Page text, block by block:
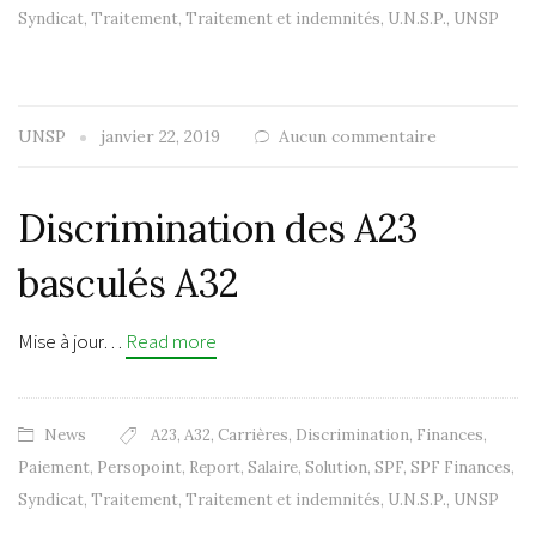
Syndicat, Traitement, Traitement et indemnités, U.N.S.P., UNSP
UNSP janvier 22, 2019 Aucun commentaire
Discrimination des A23
basculés A32
Mise à jour… Read more
News A23, A32, Carrières, Discrimination, Finances,
Paiement, Persopoint, Report, Salaire, Solution, SPF, SPF Finances,
Syndicat, Traitement, Traitement et indemnités, U.N.S.P., UNSP